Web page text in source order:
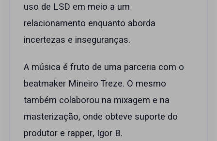
uso de LSD em meio a um
relacionamento enquanto aborda
incertezas e inseguranças.
A música é fruto de uma parceria com o
beatmaker Mineiro Treze. O mesmo
também colaborou na mixagem e na
masterização, onde obteve suporte do
produtor e rapper, Igor B.